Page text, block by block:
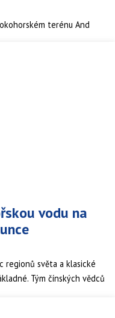
terénu And
dekády. Čím podrobněji
vodu na
světa a klasické
Tým čínských vědců
záření, a to s výkonem,